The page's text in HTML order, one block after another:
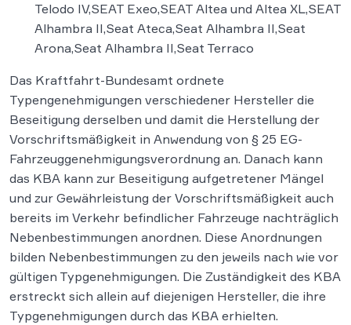
Telodo IV,SEAT Exeo,SEAT Altea und Altea XL,SEAT
Alhambra II,Seat Ateca,Seat Alhambra II,Seat
Arona,Seat Alhambra II,Seat Terraco
Das Kraftfahrt-Bundesamt ordnete
Typengenehmigungen verschiedener Hersteller die
Beseitigung derselben und damit die Herstellung der
Vorschriftsmäßigkeit in Anwendung von § 25 EG-
Fahrzeuggenehmigungsverordnung an. Danach kann
das KBA kann zur Beseitigung aufgetretener Mängel
und zur Gewährleistung der Vorschriftsmäßigkeit auch
bereits im Verkehr befindlicher Fahrzeuge nachträglich
Nebenbestimmungen anordnen. Diese Anordnungen
bilden Nebenbestimmungen zu den jeweils nach wie vor
gültigen Typgenehmigungen. Die Zuständigkeit des KBA
erstreckt sich allein auf diejenigen Hersteller, die ihre
Typgenehmigungen durch das KBA erhielten.